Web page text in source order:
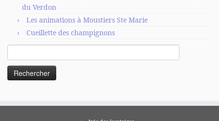
du Verdon
Les animations à Moustiers Ste Marie
Cueillette des champignons
Rechercher :